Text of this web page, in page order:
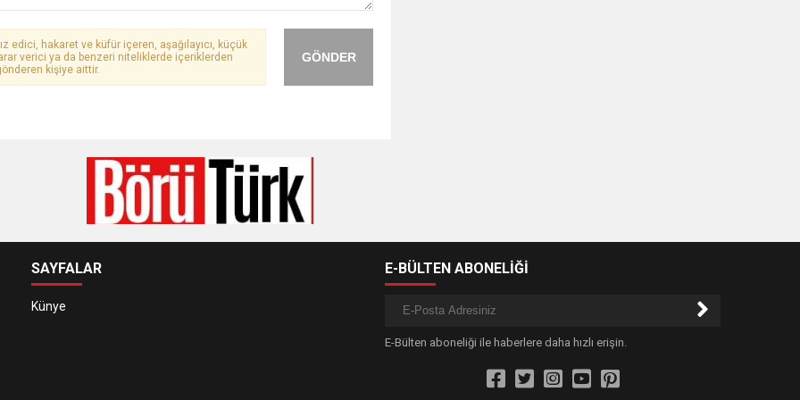
GÖNDER
edici, hakaret ve küfür içeren, aşağılayıcı, küçük
verici ya da benzeri niteliklerde içeriklerden
kişiye aittir.
SAYFALAR
Künye
E-BÜLTEN ABONELİĞİ
E-Bülten aboneliği ile haberlere daha hızlı erişin.